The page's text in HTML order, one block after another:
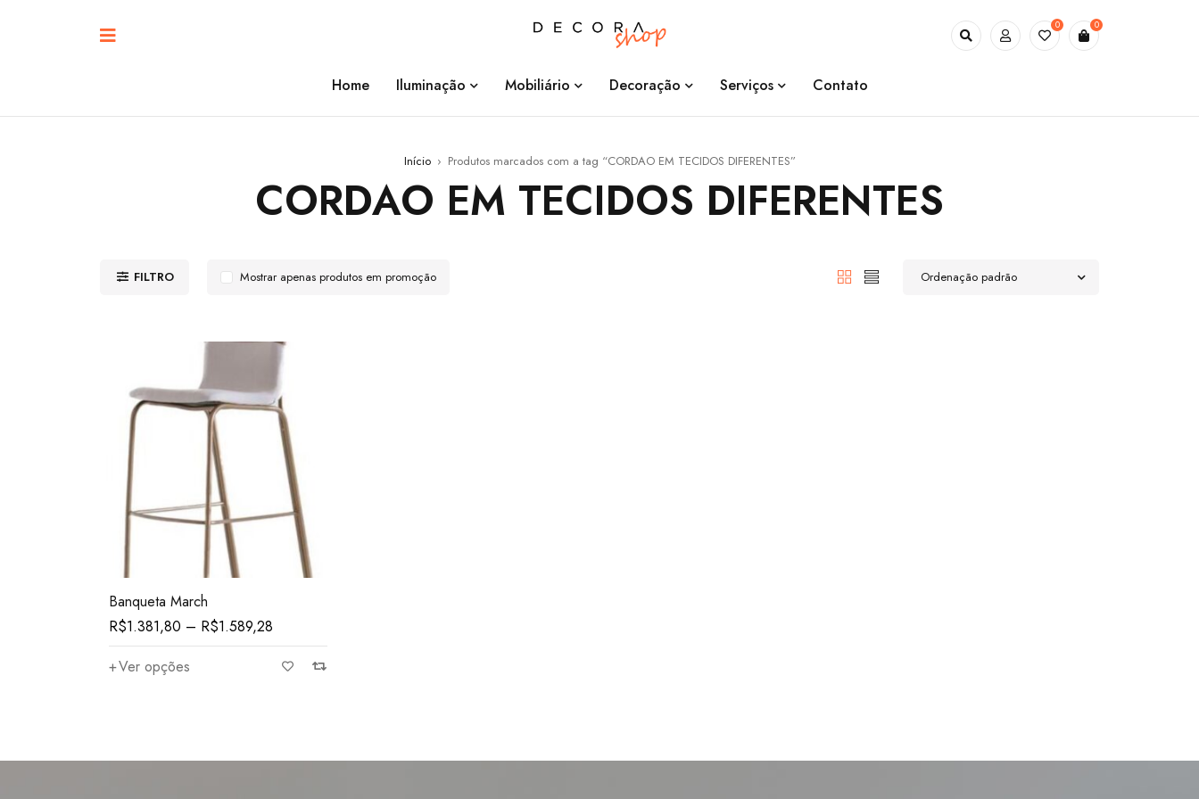
0 0
Home Iluminação Mobiliário Decoração Serviços Contato
Início › Produtos marcados com a tag “CORDAO EM TECIDOS DIFERENTES”
CORDAO EM TECIDOS DIFERENTES
FILTRO Ordenação padrão
Mostrar apenas produtos em promoção
Banqueta March
R$1.381,80 – R$1.589,28
Ver opções